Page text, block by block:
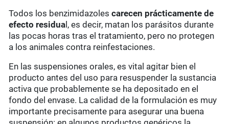
Todos los benzimidazolescarecen prácticamente de
efecto residua l, es decir, matan los parásitos durante
las pocas horas tras el tratamiento, pero no protegen
a los animales contra reinfestaciones.
En las suspensiones orales, es vital agitar bien el
producto antes del uso para resuspender la sustancia
activa que probablemente se ha depositado en el
fondo del envase. La calidad de la formulación es muy
importante precisamente para asegurar una buena